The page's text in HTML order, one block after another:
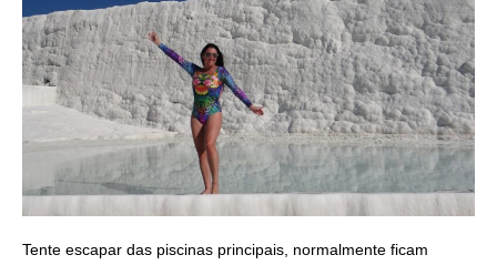
Tente escapar das piscinas principais, normalmente ficam